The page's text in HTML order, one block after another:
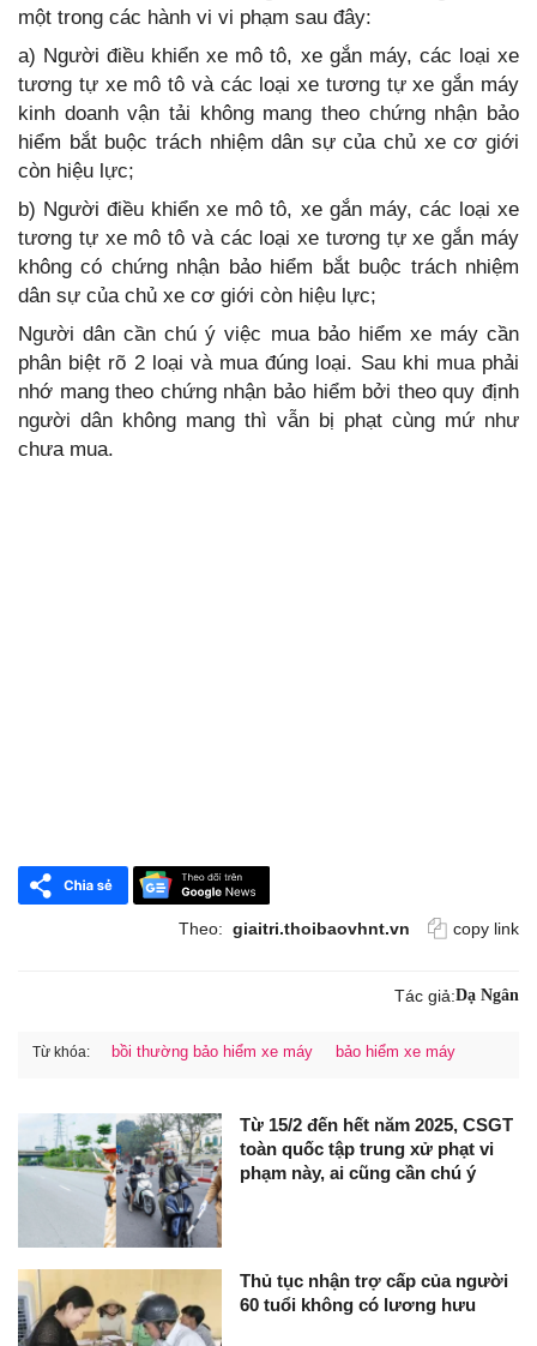
một trong các hành vi vi phạm sau đây:
a) Người điều khiển xe mô tô, xe gắn máy, các loại xe
tương tự xe mô tô và các loại xe tương tự xe gắn máy
kinh doanh vận tải không mang theo chứng nhận bảo
hiểm bắt buộc trách nhiệm dân sự của chủ xe cơ giới
còn hiệu lực;
b) Người điều khiển xe mô tô, xe gắn máy, các loại xe
tương tự xe mô tô và các loại xe tương tự xe gắn máy
không có chứng nhận bảo hiểm bắt buộc trách nhiệm
dân sự của chủ xe cơ giới còn hiệu lực;
Người dân cần chú ý việc mua bảo hiểm xe máy cần
phân biệt rõ 2 loại và mua đúng loại. Sau khi mua phải
nhớ mang theo chứng nhận bảo hiểm bởi theo quy định
người dân không mang thì vẫn bị phạt cùng mứ như
chưa mua.
Theo: giaitri.thoibaovhnt.vn copy link
Tác giả:Dạ Ngân
Từ khóa: bồi thường bảo hiểm xe máy bảo hiểm xe máy
Từ 15/2 đến hết năm 2025, CSGT
toàn quốc tập trung xử phạt vi
phạm này, ai cũng cần chú ý
Thủ tục nhận trợ cấp của người
60 tuổi không có lương hưu